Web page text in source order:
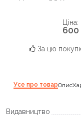
Ціна:
600
За цю
Усе про товарОпис
Видавництво